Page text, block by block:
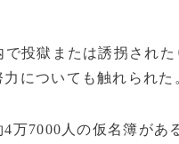
投獄または誘拐され
についても触れられた
7000人の仮名簿があ